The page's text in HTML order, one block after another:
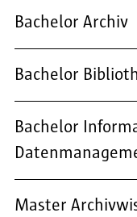
Bachelor Archiv
Bachelor
Bachelor
Master